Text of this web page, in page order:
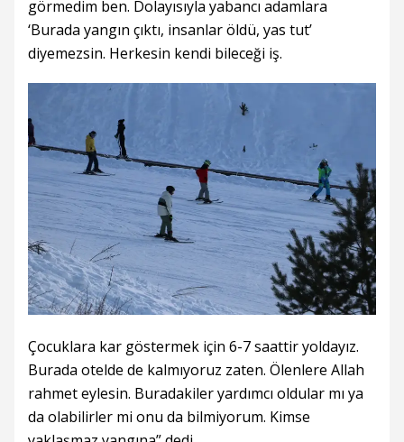
görmedim ben. Dolayısıyla yabancı adamlara
‘Burada yangın çıktı, insanlar öldü, yas tut’
diyemezsin. Herkesin kendi bileceği iş.
Çocuklara kar göstermek için 6-7 saattir yoldayız.
Burada otelde de kalmıyoruz zaten. Ölenlere Allah
rahmet eylesin. Buradakiler yardımcı oldular mı ya
da olabilirler mi onu da bilmiyorum. Kimse